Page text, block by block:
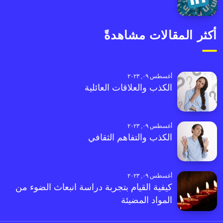
أكثر المقالات مشاهدةً
أغسطس ٠٩, ٢٠٢٣
الكذب والعلاقات العائلية
أغسطس ٠٩, ٢٠٢٣
الكذب والتفاهم الثقافي
أغسطس ٠٩, ٢٠٢٣
كيفية القيام بتجربة دراسة انبعاث الضوء من
المواد المضيئة